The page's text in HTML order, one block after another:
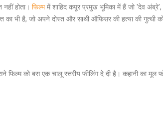
होता। फिल्ममें शाहिद कपूर प्रमुख भूमिका में हैं जो 'देव
का भी है, जो अपने दोस्त और साथी ऑफिसर की हत्या की
को बस एक चालू स्तरीय फीलिंग दे दी है। कहानी का मूल